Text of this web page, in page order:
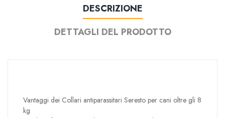
DESCRIZIONE
DETTAGLI DEL PRODOTTO
Vantaggi dei Collari antiparassitari Seresto per cani oltre gli 8
kg